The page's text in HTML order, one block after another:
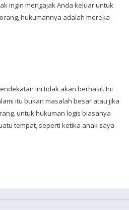
ingin mengajak Anda keluar untuk
hukumannya adalah mereka
ini tidak akan berhasil. Ini
itu bukan masalah besar atau jika
untuk hukuman logis biasanya
tempat, seperti ketika anak saya